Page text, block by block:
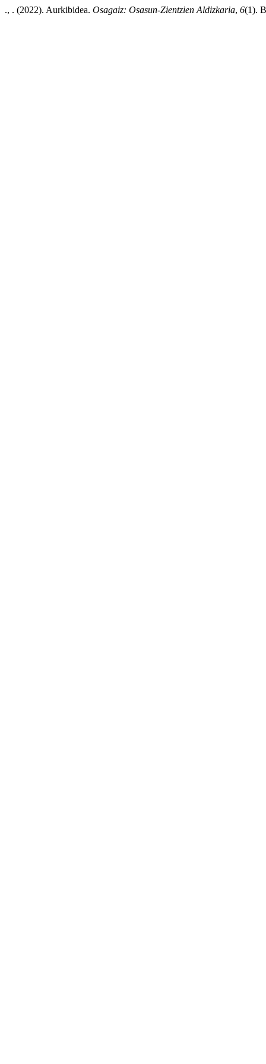
., . (2022). Aurkibidea. Osagaiz: Osasun-Zientzien Aldizkaria, 6(1).